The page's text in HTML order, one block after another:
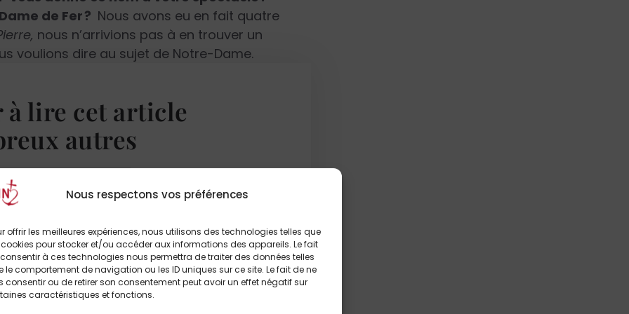
Nous respectons vos préférences
offrir les meilleures expériences, nous utilisons des technologies telles que
pour stocker et/ou accéder aux informations des appareils. Le fait
à ces technologies nous permettra de traiter des données telles
le comportement de navigation ou les ID uniques sur ce site. Le fait de ne
consentir ou de retirer son consentement peut avoir un effet négatif sur
caractéristiques et fonctions.
de Fer? Nous avons eu en fait quatre
nous n’arrivions pas à en trouver un
voulions dire au sujet de Notre-Dame.
Notre-Dame de Paris. C’est une
présence vivante au cœur de la cité : la
parallèle entre la Dame de Pierre et la
l’origine. La tour Eiffel est souvent utilisée
être davantage montrée comme
d’ailleurs pour cette raison que nous
et pas simplement à Paris, parce que
des Parisiens, elle est vraiment un
de France.Quelle histoire de Notre-Dame
?AvecLa Dame de Pierre,on se retrouve
Dame, on découvre aussi celle de Paris
lire cet article
autres
À PRÉSENT